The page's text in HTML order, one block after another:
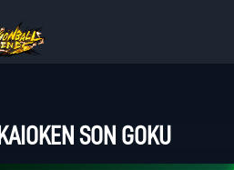
KAIOKEN SON GOKU